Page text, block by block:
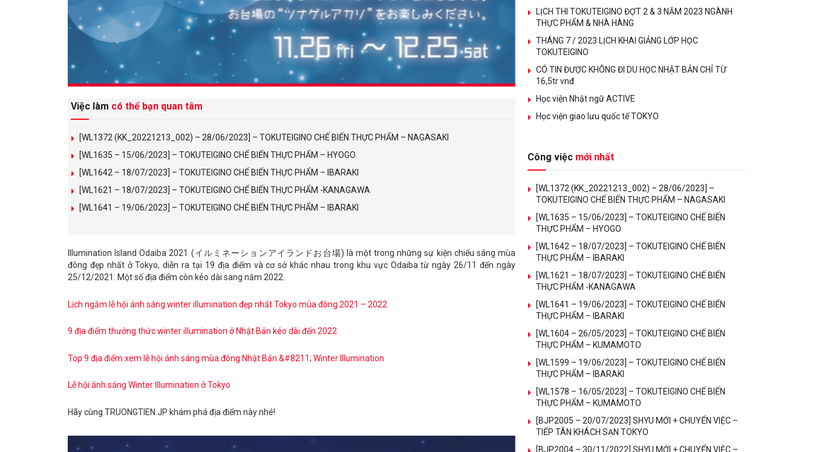
Việc làm có thể bạn quan tâm
[WL1372 (KK_20221213_002) – 28/06/2023] – TOKUTEIGINO CHẾ BIẾN THỰC PHẨM – NAGASAKI
[WL1635 – 15/06/2023] – TOKUTEIGINO CHẾ BIẾN THỰC PHẨM – HYOGO
[WL1642 – 18/07/2023] – TOKUTEIGINO CHẾ BIẾN THỰC PHẨM – IBARAKI
[WL1621 – 18/07/2023] – TOKUTEIGINO CHẾ BIẾN THỰC PHẨM -KANAGAWA
[WL1641 – 19/06/2023] – TOKUTEIGINO CHẾ BIẾN THỰC PHẨM – IBARAKI
Illumination Island Odaiba 2021 (イルミネーションアイランドお台場) là một trong những sự kiện chiếu sáng mùa
đông đẹp nhất ở Tokyo, diễn ra tại 19 địa điểm và cơ sở khác nhau trong khu vực Odaiba từ ngày 26/11 đến ngày
25/12/2021. Một số địa điểm còn kéo dài sang năm 2022.
Lịch ngắm lễ hội ánh sáng winter illumination đẹp nhất Tokyo mùa đông 2021 – 2022
9 địa điểm thưởng thức winter illumination ở Nhật Bản kéo dài đến 2022
Top 9 địa điểm xem lễ hội ánh sáng mùa đông Nhật Bản &#8211; Winter Illumination
Lễ hội ánh sáng Winter Illumination ở Tokyo
Hãy cùng TRUONGTIEN.JP khám phá địa điểm này nhé!
LỊCH THI TOKUTEIGINO ĐỢT 2 & 3 NĂM 2023 NGÀNH
THỰC PHẨM & NHÀ HÀNG
THÁNG 7 / 2023 LỊCH KHAI GIẢNG LỚP HỌC
TOKUTEIGINO
CÓ TIN ĐƯỢC KHÔNG ĐI DU HỌC NHẬT BẢN CHỈ TỪ
16,5tr vnđ
Học viện Nhật ngữ ACTIVE
Học viện giao lưu quốc tế TOKYO
Công việcmới nhất
[WL1372 (KK_20221213_002) – 28/06/2023] –
TOKUTEIGINO CHẾ BIẾN THỰC PHẨM – NAGASAKI
[WL1635 – 15/06/2023] – TOKUTEIGINO CHẾ BIẾN
THỰC PHẨM – HYOGO
[WL1642 – 18/07/2023] – TOKUTEIGINO CHẾ BIẾN
THỰC PHẨM – IBARAKI
[WL1621 – 18/07/2023] – TOKUTEIGINO CHẾ BIẾN
THỰC PHẨM -KANAGAWA
[WL1641 – 19/06/2023] – TOKUTEIGINO CHẾ BIẾN
THỰC PHẨM – IBARAKI
[WL1604 – 26/05/2023] – TOKUTEIGINO CHẾ BIẾN
THỰC PHẨM – KUMAMOTO
[WL1599 – 19/06/2023] – TOKUTEIGINO CHẾ BIẾN
THỰC PHẨM – IBARAKI
[WL1578 – 16/05/2023] – TOKUTEIGINO CHẾ BIẾN
THỰC PHẨM – KUMAMOTO
[BJP2005 – 20/07/2023] SHYU MỚI + CHUYỂN VIỆC –
TIẾP TÂN KHÁCH SẠN TOKYO
[BJP2004 – 30/11/2022] SHYU MỚI + CHUYỂN VIỆC –